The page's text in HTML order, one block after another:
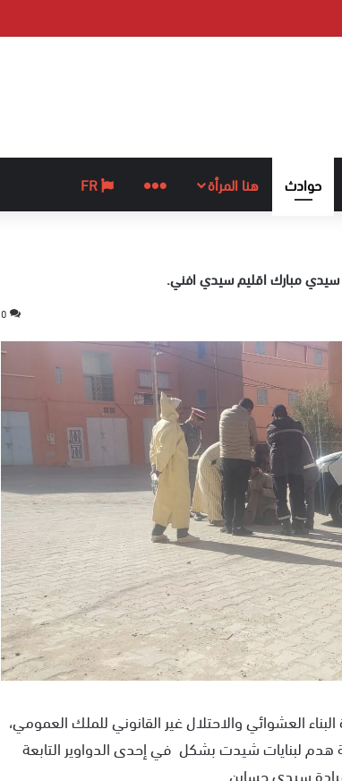
حوادث هنا المرأة المزيد
سيدي مبارك اقليم سيدي افني.
0
العشوائي والاحتلال غير القانوني للملك العمومي،
المحلية، يوم الأربعاء 11 دجنبر 2024 ، عملية هدم لبنايات شيدت بشكل في إحدى الدواوير التابعة
سيدي حساين.